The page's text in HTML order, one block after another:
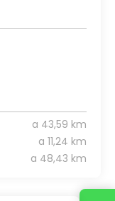
a 43,59 km
a 11,24 km
a 48,43 km